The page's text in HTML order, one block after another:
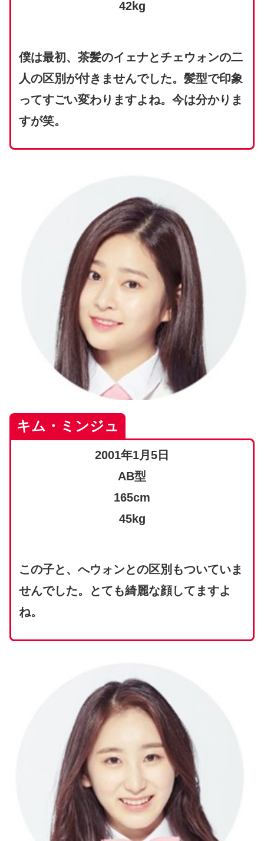
42kg
僕は最初、茶髪のイェナとチェウォンの二
人の区別が付きませんでした。髪型で印象
ってすごい変わりますよね。今は分かりま
すが笑。
キム・ミンジュ
2001年1月5日
AB型
165cm
45kg
この子と、へウォンとの区別もついていま
せんでした。とても綺麗な顔してますよ
ね。